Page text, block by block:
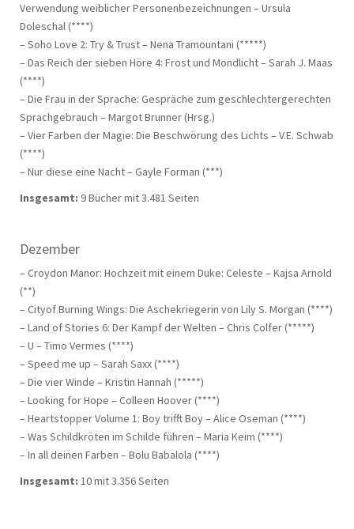
Verwendung weiblicher Personenbezeichnungen – Ursula
Doleschal (****)
– Soho Love 2: Try & Trust – Nena Tramountani (*****)
– Das Reich der sieben Höre 4: Frost und Mondlicht – Sarah J. Maas
(****)
– Die Frau in der Sprache: Gespräche zum geschlechtergerechten
Sprachgebrauch – Margot Brunner (Hrsg.)
– Vier Farben der Magie: Die Beschwörung des Lichts – V.E. Schwab
(****)
– Nur diese eine Nacht – Gayle Forman (***)
Insgesamt: 9 Bücher mit 3.481 Seiten
Dezember
– Croydon Manor: Hochzeit mit einem Duke: Celeste – Kajsa Arnold
(**)
– Cityof Burning Wings: Die Aschekriegerin von Lily S. Morgan (****)
– Land of Stories 6: Der Kampf der Welten – Chris Colfer (*****)
– U – Timo Vermes (****)
– Speed me up – Sarah Saxx (****)
– Die vier Winde – Kristin Hannah (*****)
– Looking for Hope – Colleen Hoover (****)
– Heartstopper Volume 1: Boy trifft Boy – Alice Oseman (****)
– Was Schildkröten im Schilde führen – Maria Keim (****)
– In all deinen Farben – Bolu Babalola (****)
Insgesamt: 10 mit 3.356 Seiten